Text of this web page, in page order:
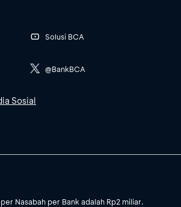
Solusi BCA
@BankBCA
Sosial
Nasabah per Bank adalah Rp2 miliar.